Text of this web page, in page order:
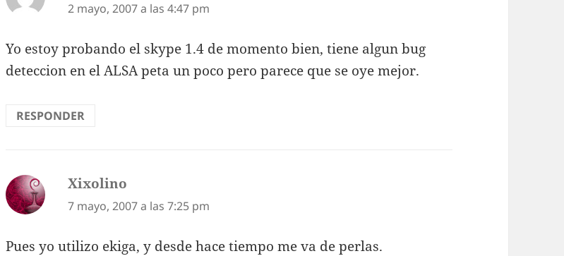
2 mayo, 2007 a las 4:47 pm
Yo estoy probando el skype 1.4 de momento bien, tiene algun bug
deteccion en el ALSA peta un poco pero parece que se oye mejor.
RESPONDER
Xixolino
7 mayo, 2007 a las 7:25 pm
Pues yo utilizo ekiga, y desde hace tiempo me va de perlas.